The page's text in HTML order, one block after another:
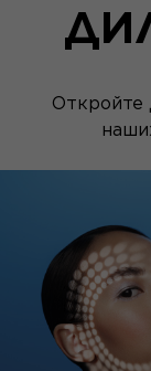
Откройте